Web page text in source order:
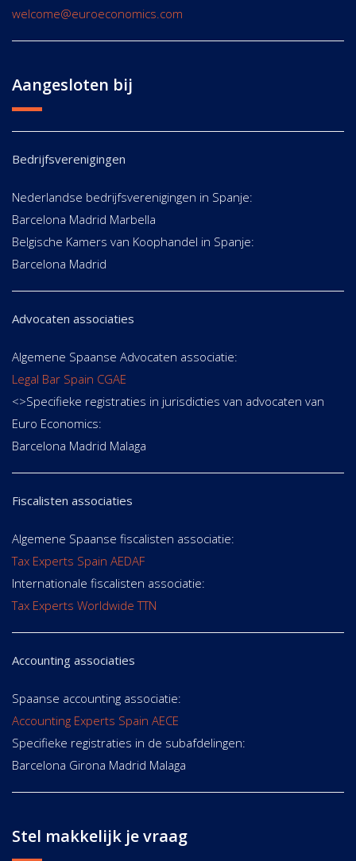
welcome@euroeconomics.com
Aangesloten bij
Bedrijfsverenigingen
Nederlandse bedrijfsverenigingen in Spanje:
Barcelona Madrid Marbella
Belgische Kamers van Koophandel in Spanje:
Barcelona Madrid
Advocaten associaties
Algemene Spaanse Advocaten associatie:
Legal Bar Spain CGAE
<>Specifieke registraties in jurisdicties van advocaten van
Euro Economics:
Barcelona Madrid Malaga
Fiscalisten associaties
Algemene Spaanse fiscalisten associatie:
Tax Experts Spain AEDAF
Internationale fiscalisten associatie:
Tax Experts Worldwide TTN
Accounting associaties
Spaanse accounting associatie:
Accounting Experts Spain AECE
Specifieke registraties in de subafdelingen:
Barcelona Girona Madrid Malaga
Stel makkelijk je vraag